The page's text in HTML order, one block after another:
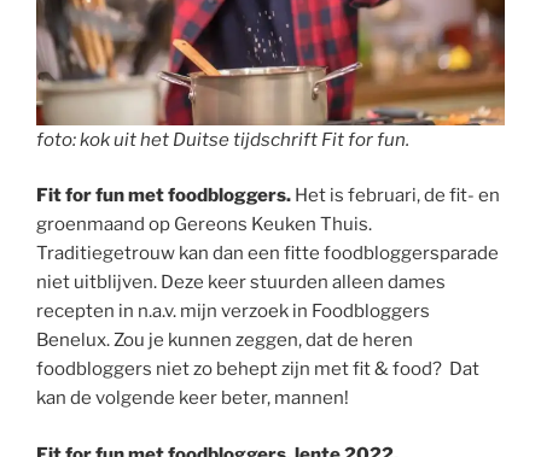
foto: kok uit het Duitse tijdschrift Fit for fun.
Fit for fun met foodbloggers. Het is februari, de fit- en
groenmaand op Gereons Keuken Thuis.
Traditiegetrouw kan dan een fitte foodbloggersparade
niet uitblijven. Deze keer stuurden alleen dames
recepten in n.a.v. mijn verzoek in Foodbloggers
Benelux. Zou je kunnen zeggen, dat de heren
foodbloggers niet zo behept zijn met fit & food? Dat
kan de volgende keer beter, mannen!